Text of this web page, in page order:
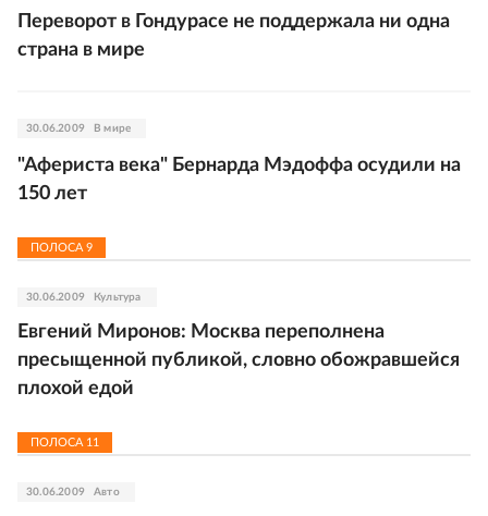
Переворот в Гондурасе не поддержала ни одна
страна в мире
30.06.2009 В мире
"Афериста века" Бернарда Мэдоффа осудили на
150 лет
ПОЛОСА 9
30.06.2009 Культура
Евгений Миронов: Москва переполнена
пресыщенной публикой, словно обожравшейся
плохой едой
ПОЛОСА 11
30.06.2009 Авто